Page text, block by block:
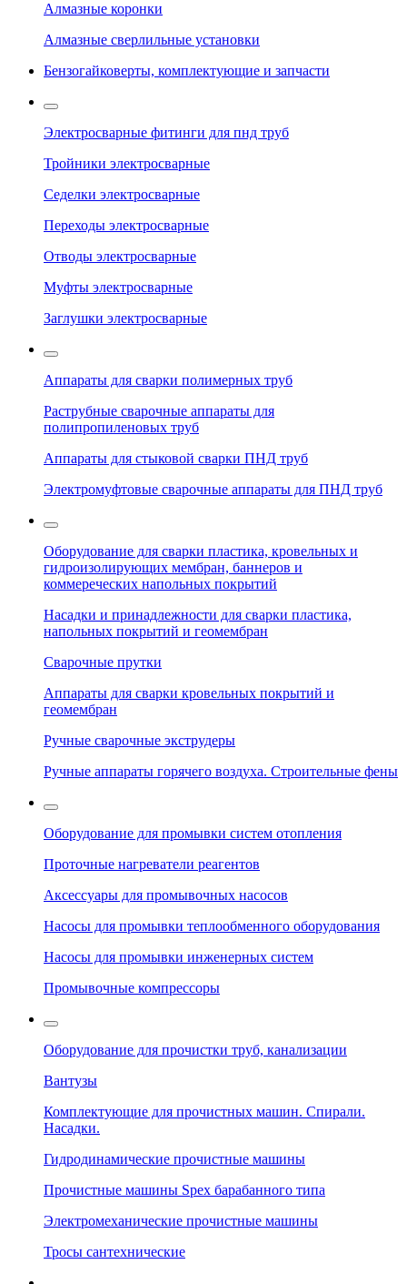
Алмазные коронки
Алмазные сверлильные установки
Бензогайковерты, комплектующие и запчасти
Электросварные фитинги для пнд труб
Тройники электросварные
Седелки электросварные
Переходы электросварные
Отводы электросварные
Муфты электросварные
Заглушки электросварные
Аппараты для сварки полимерных труб
Раструбные сварочные аппараты для
полипропиленовых труб
Аппараты для стыковой сварки ПНД труб
Электромуфтовые сварочные аппараты для ПНД труб
Оборудование для сварки пластика, кровельных и
гидроизолирующих мембран, баннеров и
коммереческих напольных покрытий
Насадки и принадлежности для сварки пластика,
напольных покрытий и геомембран
Сварочные прутки
Аппараты для сварки кровельных покрытий и
геомембран
Ручные сварочные экструдеры
Ручные аппараты горячего воздуха. Строительные фены
Оборудование для промывки систем отопления
Проточные нагреватели реагентов
Аксессуары для промывочных насосов
Насосы для промывки теплообменного оборудования
Насосы для промывки инженерных систем
Промывочные компрессоры
Оборудование для прочистки труб, канализации
Вантузы
Комплектующие для прочистных машин. Спирали.
Насадки.
Гидродинамические прочистные машины
Прочистные машины Spex барабанного типа
Электромеханические прочистные машины
Тросы сантехнические